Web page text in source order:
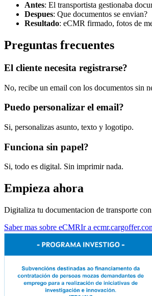
Antes: El transportista gestionaba
Despues: Que documentos se envian?
Resultado: eCMR firmado, fotos de
Preguntas frecuentes
El cliente necesita registrarse?
No, recibe un email con los documentos sin
Puedo personalizar el email?
Si, personalizas asunto, texto y logotipo.
Funciona sin papel?
Si, todo es digital. Sin imprimir nada.
Empieza ahora
Digitaliza tu documentacion de transporte
Saber mas sobre eCMRIr a